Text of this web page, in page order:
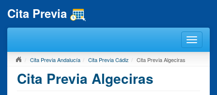
Cita Previa
Cita Previa Andalucía Cita Previa Cádiz Cita Previa Algeciras
Cita Previa Algeciras